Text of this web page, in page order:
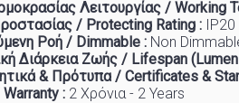
Λειτουργίας / Working
/ Protecting Rating : IP20
Ροή / Dimmable : Non
Διάρκεια Ζωής / Lifespan
& Πρότυπα / Certificates &
: 2 Χρόνια - 2 Years